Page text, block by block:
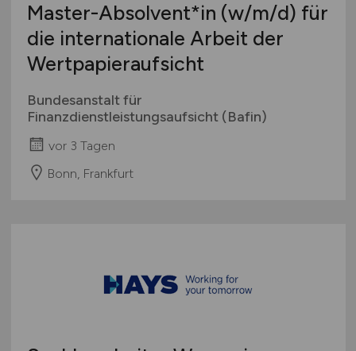
Master-Absolvent*in (w/m/d) für
die internationale Arbeit der
Wertpapieraufsicht
Bundesanstalt für
Finanzdienstleistungsaufsicht (Bafin)
vor 3 Tagen
Bonn, Frankfurt